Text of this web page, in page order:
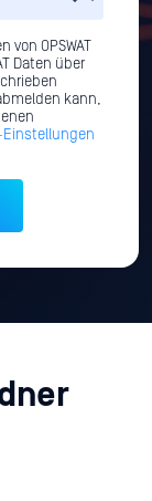
OPSWAT
Daten über
kann,